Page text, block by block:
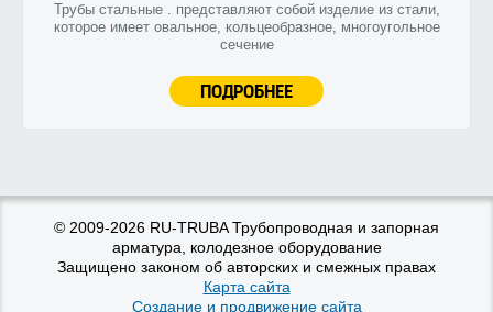
Трубы стальные . представляют собой изделие из стали,
которое имеет овальное, кольцеобразное, многоугольное
сечение
ПОДРОБНЕЕ
© 2009-2026 RU-TRUBA Трубопроводная и запорная
арматура, колодезное оборудование
Защищено законом об авторских и смежных правах
Карта сайта
Создание и продвижение сайта